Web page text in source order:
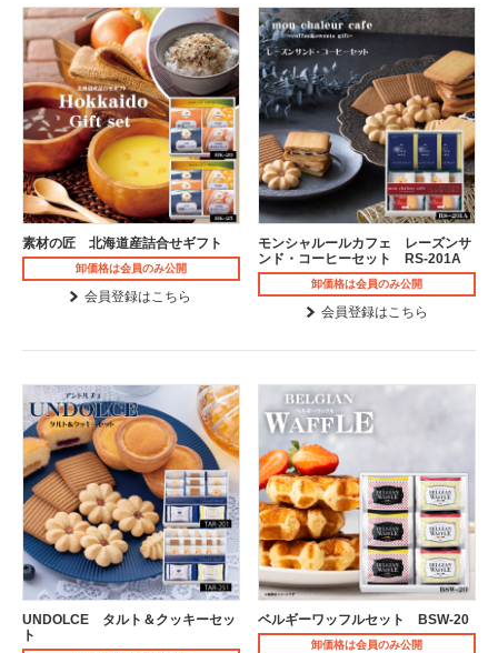
素材の匠 北海道産詰合せギフト
卸価格は会員のみ公開
会員登録はこちら
モンシャルールカフェ レーズンサ
ンド・コーヒーセット RS-201A
卸価格は会員のみ公開
会員登録はこちら
UNDOLCE タルト＆クッキーセッ
ト
ベルギーワッフルセット BSW-20
卸価格は会員のみ公開